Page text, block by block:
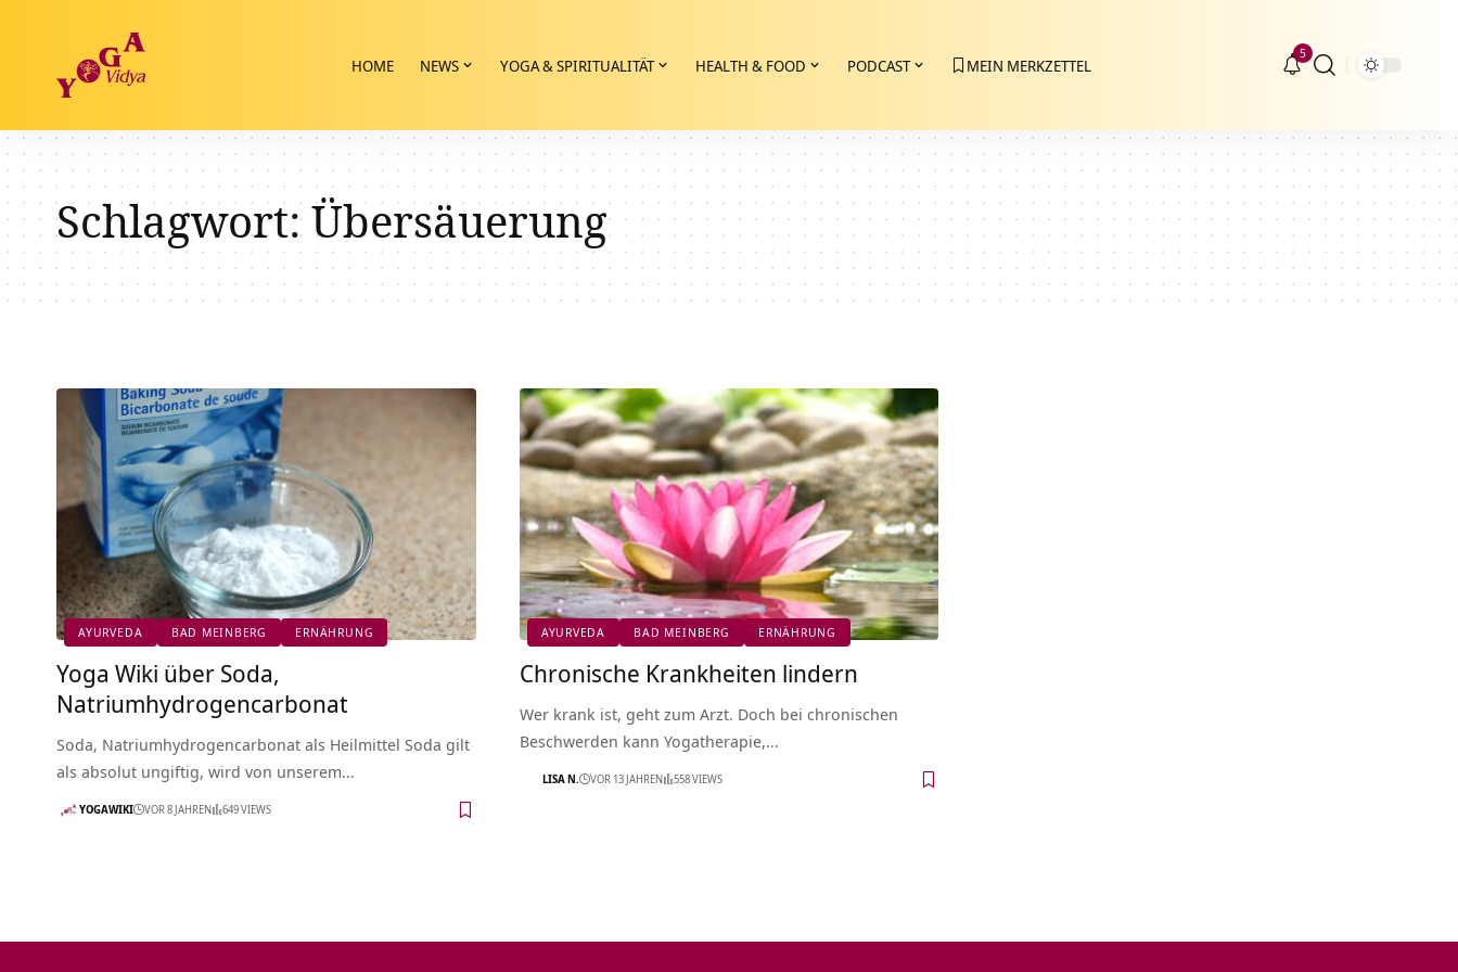
HOME NEWS YOGA & SPIRITUALITÄT HEALTH & FOOD PODCAST MEIN MERKZETTEL
5
Schlagwort:Übersäuerung
AYURVEDA BAD MEINBERG ERNÄHRUNG
Yoga Wiki über Soda,
Natriumhydrogencarbonat
Soda, Natriumhydrogencarbonat als Heilmittel Soda gilt
als absolut ungiftig, wird von unserem…
YOGAWIKI VOR 8 JAHREN 649 VIEWS
AYURVEDA BAD MEINBERG ERNÄHRUNG
Chronische Krankheiten lindern
Wer krank ist, geht zum Arzt. Doch bei chronischen
Beschwerden kann Yogatherapie,…
LISA N. VOR 13 JAHREN 558 VIEWS